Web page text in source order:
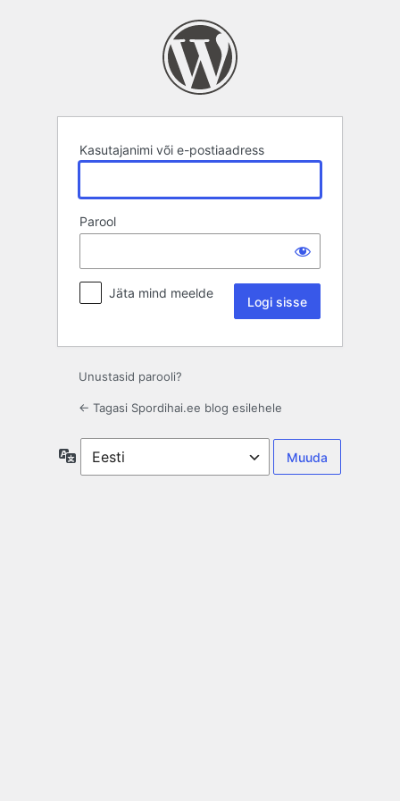
Kasutajanimi või e-postiaadress
Parool
Jäta mind meelde
Unustasid parooli?
← Tagasi Spordihai.ee blog esilehele
Keel